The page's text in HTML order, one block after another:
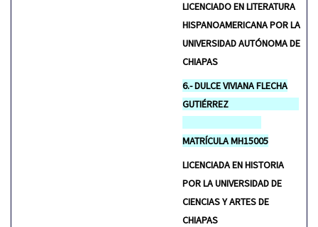
LICENCIADO EN LITERATURA
HISPANOAMERICANA POR LA
UNIVERSIDAD AUTÓNOMA DE
CHIAPAS
6.- DULCE VIVIANA FLECHA
GUTIÉRREZ
MATRÍCULA MH15005
LICENCIADA EN HISTORIA
POR LA UNIVERSIDAD DE
CIENCIAS Y ARTES DE
CHIAPAS